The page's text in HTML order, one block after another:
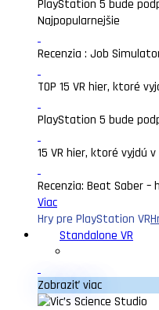
PlayStation 5 bude
Najpopularnejšie
Recenzia : Job
TOP 15 VR hier, ktoré
PlayStation 5 bude
15 VR hier, ktoré vyjdú
Recenzia: Beat Saber –
Viac
Hry pre PlayStation VR
Standalone VR
Zobraziť viac